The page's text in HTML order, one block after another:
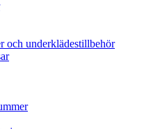
och underklädestillbehör